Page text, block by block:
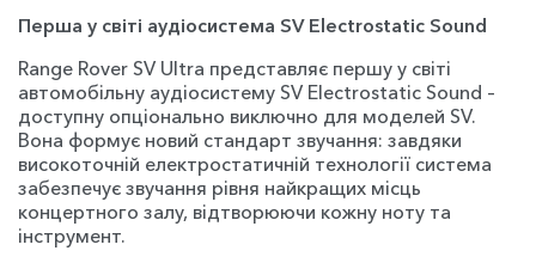
Перша у світі аудіосистема SV Electrostatic Sound
Range Rover SV Ultra представляє першу у світі
автомобільну аудіосистему SV Electrostatic Sound –
доступну опціонально виключно для моделей SV.
Вона формує новий стандарт звучання: завдяки
високоточній електростатичній технології система
забезпечує звучання рівня найкращих місць
концертного залу, відтворюючи кожну ноту та
інструмент.